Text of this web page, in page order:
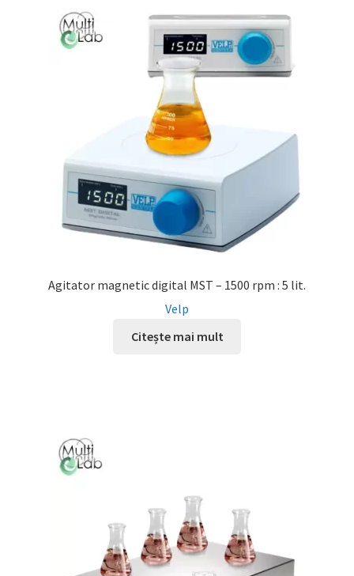
Agitator magnetic digital MST – 1500 rpm : 5 lit.
Velp
Citește mai mult